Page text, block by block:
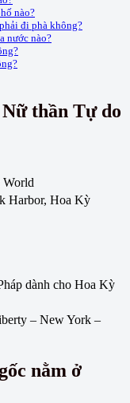
nào?
đi phà không?
nước nào?
thần Tự do
World
Harbor, Hoa Kỳ
dành cho Hoa Kỳ
– New York –
nằm ở